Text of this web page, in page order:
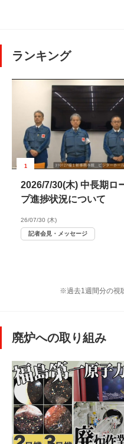
ランキング
1
2026/7/30(木) 中長期ロ
プ進捗状況について
26/07/30 (木)
記者会見・メッセージ
※過去1週間分の視
廃炉への取り組み